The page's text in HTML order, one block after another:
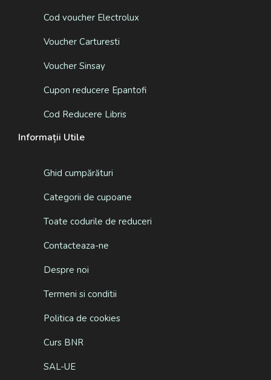
Cod voucher Electrolux
Voucher Carturesti
Voucher Sinsay
Cupon reducere Epantofi
Cod Reducere Libris
Informații Utile
Ghid cumpărături
Categorii de cupoane
Toate codurile de reduceri
Contacteaza-ne
Despre noi
Termeni si conditii
Politica de cookies
Curs BNR
SAL-UE